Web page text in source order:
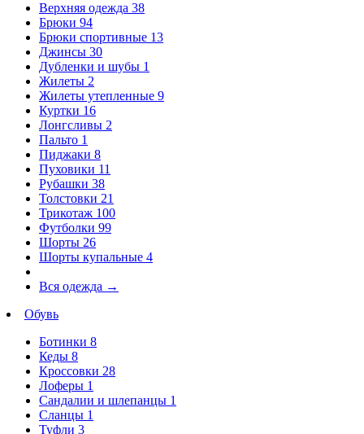
Верхняя одежда 38
Брюки 94
Брюки спортивные 13
Джинсы 30
Дубленки и шубы 1
Жилеты 2
Жилеты утепленные 9
Куртки 16
Лонгсливы 2
Пальто 1
Пиджаки 8
Пуховики 11
Рубашки 38
Толстовки 21
Трикотаж 100
Футболки 99
Шорты 26
Шорты купальные 4
Вся одежда →
Обувь
Ботинки 8
Кеды 8
Кроссовки 28
Лоферы 1
Сандалии и шлепанцы 1
Сланцы 1
Туфли 3